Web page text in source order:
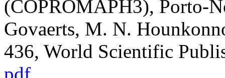
(COPROMAPH3), Porto-
Govaerts, M. N.
436, World Scientific